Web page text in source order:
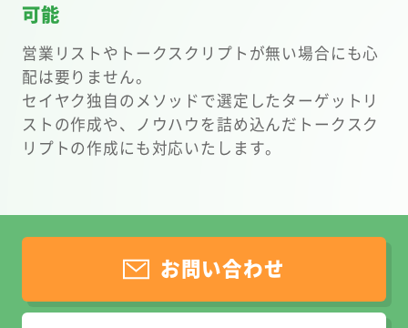
可能
営業リストやトークスクリプトが無い場合にも心
配は要りません。
セイヤク独自のメソッドで選定したターゲットリ
ストの作成や、ノウハウを詰め込んだトークスク
リプトの作成にも対応いたします。
お問い合わせ